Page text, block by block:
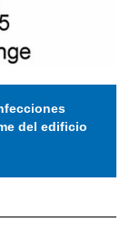
del edificio